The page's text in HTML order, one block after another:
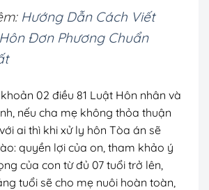
Hướng Dẫn Cách Viết
Đơn Phương Chuẩn
02 điều 81 Luật Hôn nhân và
nếu cha mẹ không thỏa thuận
ai thì khi xử ly hôn Tòa án sẽ
quyền lợi của on, tham khảo ý
của con từ đủ 07 tuổi trở lên,
tuổi sẽ cho mẹ nuôi hoàn toàn,